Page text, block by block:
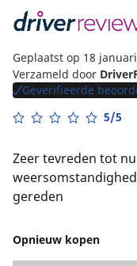
Geplaatst op 18
Verzameld door
Geverifieerde
5/5
Zeer tevreden tot
gereden
Opnieuw kopen